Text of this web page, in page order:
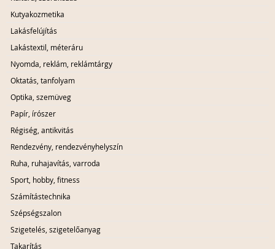
Kutyakozmetika
Lakásfelújítás
Lakástextil, méteráru
Nyomda, reklám, reklámtárgy
Oktatás, tanfolyam
Optika, szemüveg
Papír, írószer
Régiség, antikvitás
Rendezvény, rendezvényhelyszín
Ruha, ruhajavítás, varroda
Sport, hobby, fitness
Számítástechnika
Szépségszalon
Szigetelés, szigetelőanyag
Takarítás